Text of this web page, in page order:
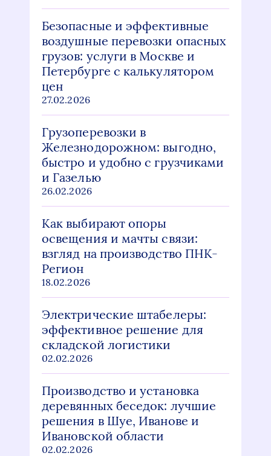
Безопасные и эффективные
воздушные перевозки опасных
грузов: услуги в Москве и
Петербурге с калькулятором
цен
27.02.2026
Грузоперевозки в
Железнодорожном: выгодно,
быстро и удобно с грузчиками
и Газелью
26.02.2026
Как выбирают опоры
освещения и мачты связи:
взгляд на производство ПНК-
Регион
18.02.2026
Электрические штабелеры:
эффективное решение для
складской логистики
02.02.2026
Производство и установка
деревянных беседок: лучшие
решения в Шуе, Иванове и
Ивановской области
02.02.2026